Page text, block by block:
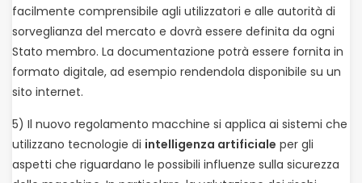
facilmente comprensibile agli utilizzatori e alle autorità di
sorveglianza del mercato e dovrà essere definita da ogni
Stato membro. La documentazione potrà essere fornita in
formato digitale, ad esempio rendendola disponibile su un
sito internet.
5) Il nuovo regolamento macchine si applica ai sistemi che
utilizzano tecnologie di intelligenza artificiale per gli
aspetti che riguardano le possibili influenze sulla sicurezza